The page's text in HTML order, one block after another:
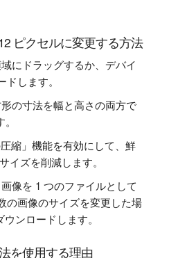
ピクセルに変更する方法
にドラッグするか、デバイ
します。
の寸法を幅と高さの両方で
縮」機能を有効にして、鮮
イズを削減します。
像を 1 つのファイルとして
の画像のサイズを変更した場
ンロードします。
を使用する理由